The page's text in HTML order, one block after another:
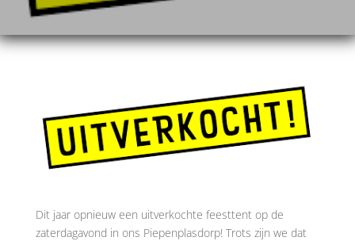
Dit jaar opnieuw een uitverkochte feesttent op de
zaterdagavond in ons Piepenplasdorp! Trots zijn we dat